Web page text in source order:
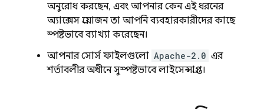
অনুরোধ করছেন, এবং আপনার কেন এই ধরনের
অ্যাক্সেস প্রয়োজন তা আপনি ব্যবহারকারীদের কাছে
স্পষ্টভাবে ব্যাখ্যা করেছেন।
আপনার সোর্স ফাইলগুলো Apache-2.0 এর
শর্তাবলীর অধীনে সুস্পষ্টভাবে লাইসেন্সপ্রাপ্ত।